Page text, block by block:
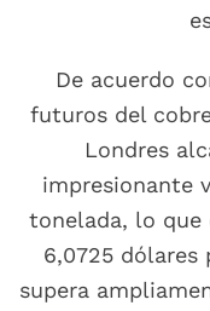
De acuerdo
futuros del
Londres
impresionante
tonelada, lo que
6,0725 dólares
supera